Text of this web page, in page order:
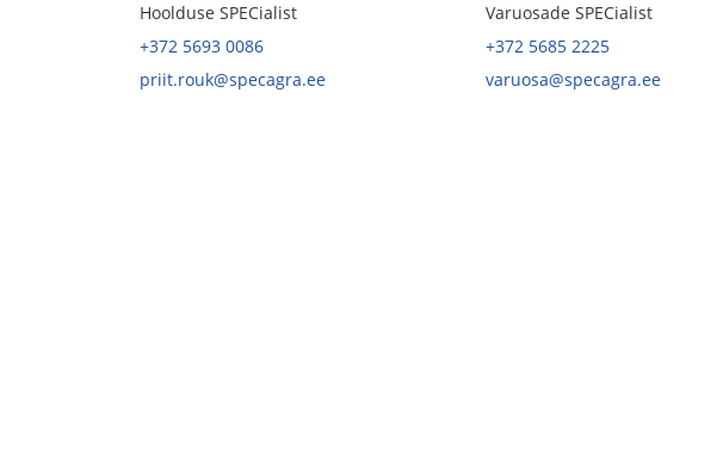
Hoolduse SPECialist
+372 5693 0086
priit.rouk@specagra.ee
Varuosade SPECialist
+372 5685 2225
varuosa@specagra.ee